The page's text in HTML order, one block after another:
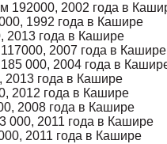
192000, 2002 года в
1992 года в Кашире
2013 года в Кашире
2007 года в Кашире
000, 2004 года в
2013 года в Кашире
2012 года в Кашире
2008 года в Кашире
000, 2011 года в Кашире
2011 года в Кашире